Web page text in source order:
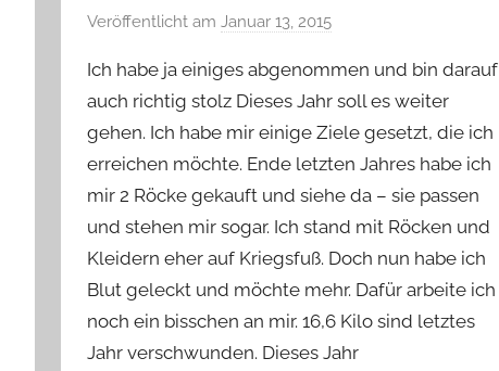
Veröffentlicht amJanuar 13, 2015
n
Y
v
o
n
n
e
Ich habe ja einiges abgenommen und bin darauf
auch richtig stolz Dieses Jahr soll es weiter
gehen. Ich habe mir einige Ziele gesetzt, die ich
erreichen möchte. Ende letzten Jahres habe ich
mir 2 Röcke gekauft und siehe da – sie passen
und stehen mir sogar. Ich stand mit Röcken und
Kleidern eher auf Kriegsfuß. Doch nun habe ich
Blut geleckt und möchte mehr. Dafür arbeite ich
noch ein bisschen an mir. 16,6 Kilo sind letztes
Jahr verschwunden. Dieses Jahr